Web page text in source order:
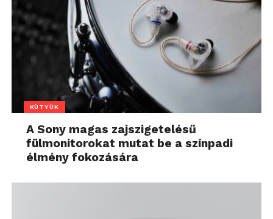
KÜTYÜK
A Sony magas zajszigetelésű
fülmonitorokat mutat be a színpadi
élmény fokozására